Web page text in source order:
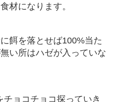
材になります。
餌を落とせば100%当た
い所はハゼが入っていな
ョコチョコ探っていき